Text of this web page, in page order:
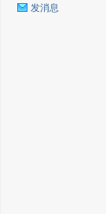
发消息